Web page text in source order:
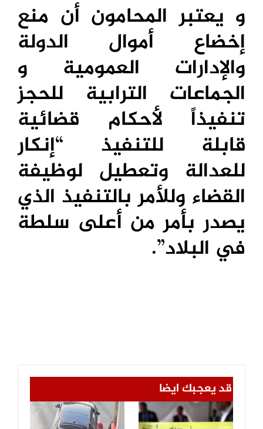
و يعتبر المحامون أن منع
إخضاع أموال الدولة
والإدارات العمومية و
الجماعات الترابية للحجز
تنفيذاً لأحكام قضائية
قابلة للتنفيذ “إنكار
للعدالة وتعطيل لوظيفة
القضاء وللأمر بالتنفيذ الذي
يصدر بأمر من أعلى سلطة
في البلاد”.
قد يعجبك ايضا